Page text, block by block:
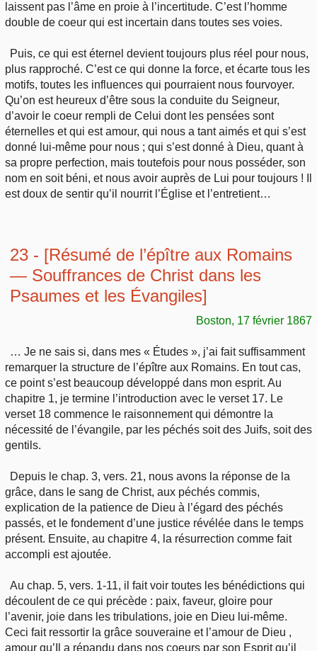
laissent pas l’âme en proie à l’incertitude. C’est l’homme
double de coeur qui est incertain dans toutes ses voies.
Puis, ce qui est éternel devient toujours plus réel pour nous,
plus rapproché. C’est ce qui donne la force, et écarte tous les
motifs, toutes les influences qui pourraient nous fourvoyer.
Qu’on est heureux d’être sous la conduite du Seigneur,
d’avoir le coeur rempli de Celui dont les pensées sont
éternelles et qui est amour, qui nous a tant aimés et qui s’est
donné lui-même pour nous ; qui s’est donné à Dieu, quant à
sa propre perfection, mais toutefois pour nous posséder, son
nom en soit béni, et nous avoir auprès de Lui pour toujours ! Il
est doux de sentir qu’il nourrit l’Église et l’entretient…
23 - [Résumé de l’épître aux Romains
— Souffrances de Christ dans les
Psaumes et les Évangiles]
Boston, 17 février 1867
… Je ne sais si, dans mes « Études », j’ai fait suffisamment
remarquer la structure de l’épître aux Romains. En tout cas,
ce point s’est beaucoup développé dans mon esprit. Au
chapitre 1, je termine l’introduction avec le verset 17. Le
verset 18 commence le raisonnement qui démontre la
nécessité de l’évangile, par les péchés soit des Juifs, soit des
gentils.
Depuis le chap. 3, vers. 21, nous avons la réponse de la
grâce, dans le sang de Christ, aux péchés commis,
explication de la patience de Dieu à l’égard des péchés
passés, et le fondement d’une justice révélée dans le temps
présent. Ensuite, au chapitre 4, la résurrection comme fait
accompli est ajoutée.
Au chap. 5, vers. 1-11, il fait voir toutes les bénédictions qui
découlent de ce qui précède : paix, faveur, gloire pour
l’avenir, joie dans les tribulations, joie en Dieu lui-même.
Ceci fait ressortir la grâce souveraine et l’amour de Dieu ,
amour qu’Il a répandu dans nos coeurs par son Esprit qu’il